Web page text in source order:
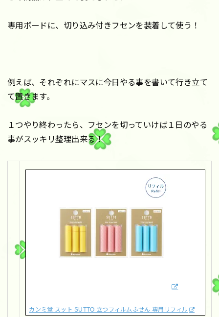
専用ボードに、切り込み付きフセンを装着して使う！
例えば、それぞれにマスに今日やる事を書いて行き立て
て置きます。
１つやり終わったら、フセンを切っていけば１日のやる
事がスッキリ整理出来る！
カンミ堂 スット SUTTO 立つフィルムふせん 専用リフィル